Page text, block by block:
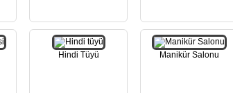
Hindi Tüyü Manikür Salonu